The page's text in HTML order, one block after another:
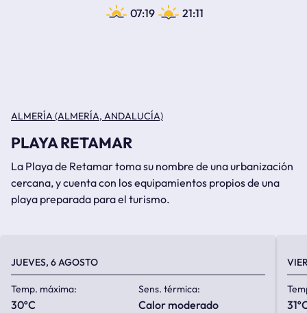
07:19 21:11
ALMERÍA (ALMERÍA, ANDALUCÍA)
PLAYA RETAMAR
La Playa de Retamar toma su nombre de una urbanización
cercana, y cuenta con los equipamientos propios de una
playa preparada para el turismo.
JUEVES, 6 AGOSTO
Temp. máxima:
30ºC
Sens. térmica:
calor moderado